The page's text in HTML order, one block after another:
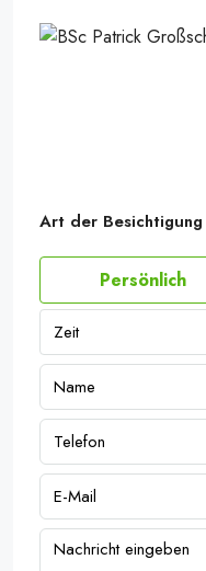
Art der Besichtigung
Persönlich
Zeit